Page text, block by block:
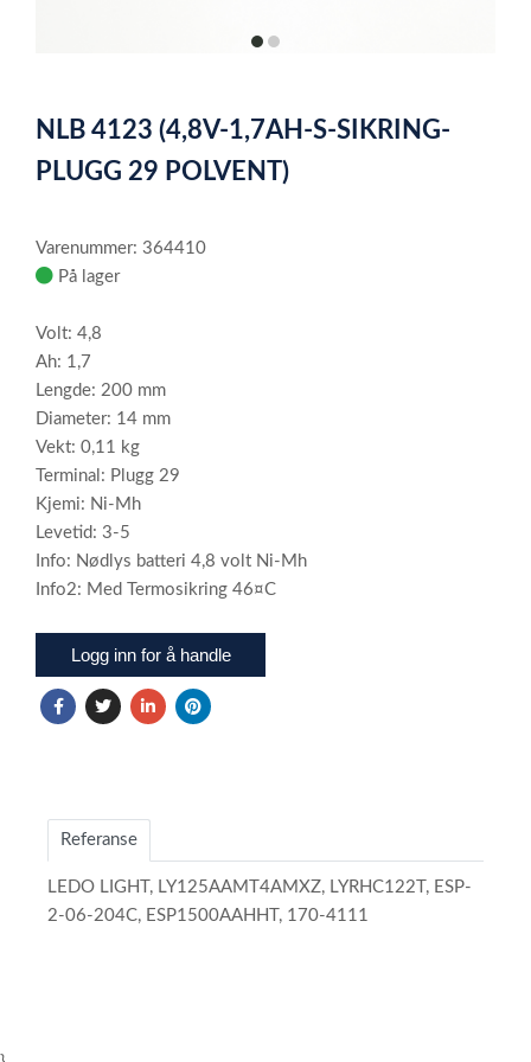
itemitem
of
2
NLB 4123 (4,8V-1,7AH-S-SIKRING-
PLUGG 29 POLVENT)
Varenummer: 364410
På lager
Volt: 4,8
Ah: 1,7
Lengde: 200 mm
Diameter: 14 mm
Vekt: 0,11 kg
Terminal: Plugg 29
Kjemi: Ni-Mh
Levetid: 3-5
Info: Nødlys batteri 4,8 volt Ni-Mh
Info2: Med Termosikring 46¤C
Logg inn for å handle
Referanse
LEDO LIGHT, LY125AAMT4AMXZ, LYRHC122T, ESP-
2-06-204C, ESP1500AAHHT, 170-4111